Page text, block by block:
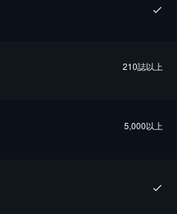
210誌以上
5,000以上